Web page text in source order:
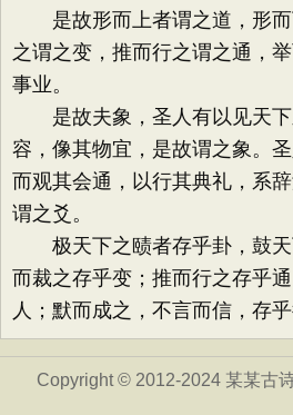
是故形而上者谓之道，形而
之谓之变，推而行之谓之通，
事业。
是故夫象，圣人有以见天下
容，像其物宜，是故谓之象。
而观其会通，以行其典礼，系
谓之爻。
极天下之赜者存乎卦，鼓天
而裁之存乎变；推而行之存乎
人；默而成之，不言而信，存乎
Copyright © 2012-2024 某某古